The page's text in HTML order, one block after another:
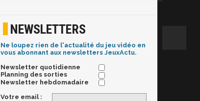
NEWSLETTERS
Ne loupez rien de l'actualité du jeu vidéo en
vous abonnant aux newsletters JeuxActu.
Newsletter quotidienne
Planning des sorties
Newsletter hebdomadaire
Votre email :